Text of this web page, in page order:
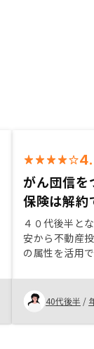
がん団信を
保険は解約
４０代後半と
安から不動産
の属性を活用
資産形成とい
物件購入時に
は解約できま
ＬＩＮＥのこ
40代後半 /